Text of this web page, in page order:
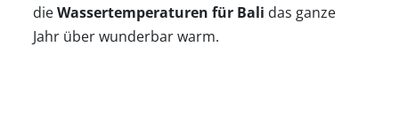
dieWassertemperaturen für Bali das ganze
Jahr über wunderbar warm.